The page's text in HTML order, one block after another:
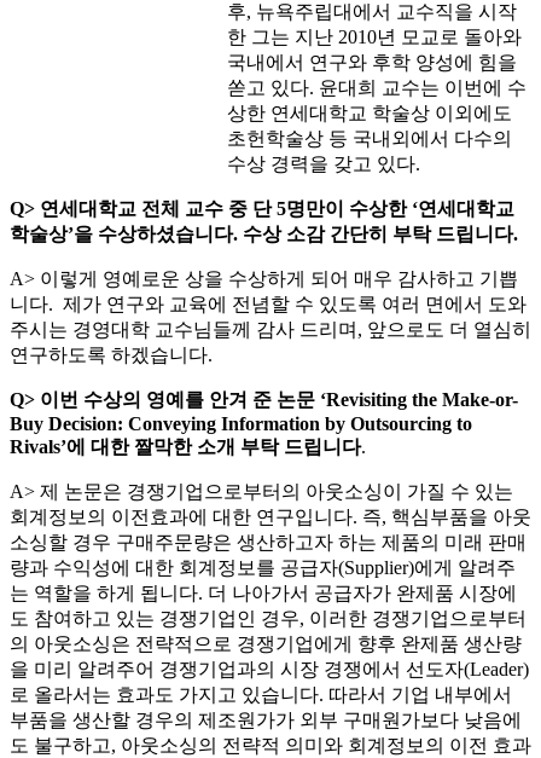
후, 뉴욕주립대에서 교수직을 시작
한 그는 지난 2010년 모교로 돌아와
국내에서 연구와 후학 양성에 힘을
쏟고 있다. 윤대희 교수는 이번에 수
상한 연세대학교 학술상 이외에도
초헌학술상 등 국내외에서 다수의
수상 경력을 갖고 있다.
Q> 연세대학교 전체 교수 중 단 5명만이 수상한 ‘연세대학교
학술상’을 수상하셨습니다. 수상 소감 간단히 부탁 드립니다.
A> 이렇게 영예로운 상을 수상하게 되어 매우 감사하고 기쁩
니다. 제가 연구와 교육에 전념할 수 있도록 여러 면에서 도와
주시는 경영대학 교수님들께 감사 드리며, 앞으로도 더 열심히
연구하도록 하겠습니다.
Q> 이번 수상의 영예를 안겨 준 논문 ‘Revisiting the Make-or-
Buy Decision: Conveying Information by Outsourcing to
Rivals’에 대한 짤막한 소개 부탁 드립니다.
A> 제 논문은 경쟁기업으로부터의 아웃소싱이 가질 수 있는
회계정보의 이전효과에 대한 연구입니다. 즉, 핵심부품을 아웃
소싱할 경우 구매주문량은 생산하고자 하는 제품의 미래 판매
량과 수익성에 대한 회계정보를 공급자(Supplier)에게 알려주
는 역할을 하게 됩니다. 더 나아가서 공급자가 완제품 시장에
도 참여하고 있는 경쟁기업인 경우, 이러한 경쟁기업으로부터
의 아웃소싱은 전략적으로 경쟁기업에게 향후 완제품 생산량
을 미리 알려주어 경쟁기업과의 시장 경쟁에서 선도자(Leader)
로 올라서는 효과도 가지고 있습니다. 따라서 기업 내부에서
부품을 생산할 경우의 제조원가가 외부 구매원가보다 낮음에
도 불구하고, 아웃소싱의 전략적 의미와 회계정보의 이전 효과